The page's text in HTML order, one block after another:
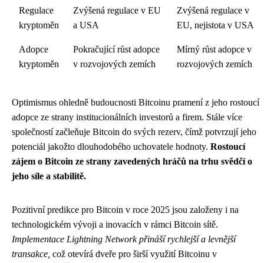
Regulace
kryptoměn
Zvýšená regulace v EU
a USA
Zvýšená regulace v
EU, nejistota v USA
Adopce
kryptoměn
Pokračující růst adopce
v rozvojových zemích
Mírný růst adopce v
rozvojových zemích
Optimismus ohledně budoucnosti Bitcoinu pramení z jeho rostoucí
adopce ze strany institucionálních investorů a firem. Stále více
společností začleňuje Bitcoin do svých rezerv, čímž potvrzují jeho
potenciál jakožto dlouhodobého uchovatele hodnoty. Rostoucí
zájem o Bitcoin ze strany zavedených hráčů na trhu svědčí o
jeho síle a stabilitě.
Pozitivní predikce pro Bitcoin v roce 2025 jsou založeny i na
technologickém vývoji a inovacích v rámci Bitcoin sítě.
Implementace Lightning Network přináší rychlejší a levnější
transakce, což otevírá dveře pro širší využití Bitcoinu v